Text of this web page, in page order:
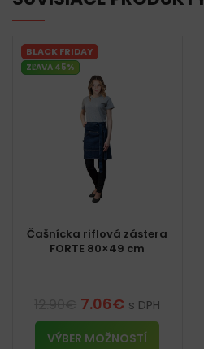
BLACK FRIDAY
ZĽAVA 45%
Čašnícka riflová zástera
FORTE 80×49 cm
7.06€ s DPH
VÝBER MOŽNOSTÍ